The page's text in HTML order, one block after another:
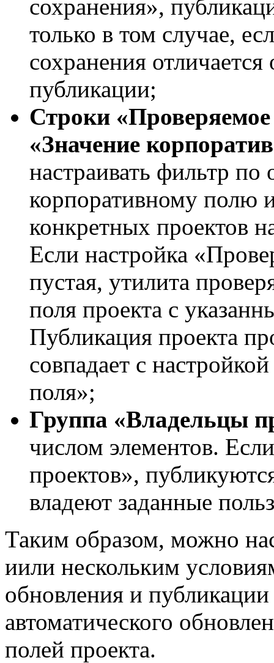
сохранения»,
только в том случае,
сохранения
публикации;
Строки
«Значение
настраивать фильтр по
корпоративному полю
конкретных проектов
Если настройка
пустая, утилита
поля проекта с
Публикация проекта
совпадает с
поля»;
Группа «Владельцы
числом элементов.
проектов»,
владеют заданные
Таким образом, можно
иили нескольким
обновления и
автоматического
полей проекта.